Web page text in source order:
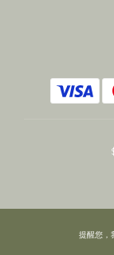
提醒您，